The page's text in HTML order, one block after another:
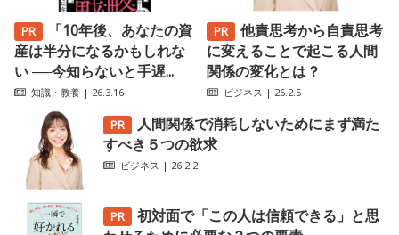
「10年後、あなたの資
産は半分になるかもしれな
い ──今知らないと手遅...
知識・教養 | 26.3.16
他責思考から自責思考
に変えることで起こる人間
関係の変化とは？
ビジネス | 26.2.5
人間関係で消耗しないためにまず満た
すべき５つの欲求
ビジネス | 26.2.2
初対面で「この人は信頼できる」と思